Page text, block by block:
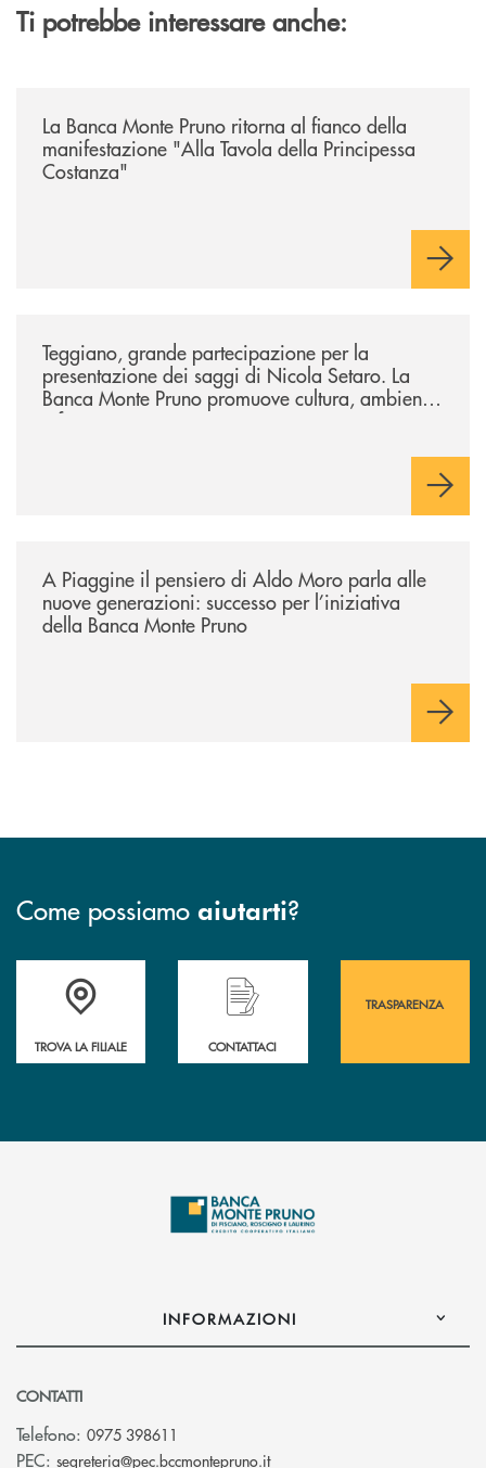
Ti potrebbe interessare anche:
La Banca Monte Pruno ritorna al fianco della
manifestazione "Alla Tavola della Principessa
Costanza"
Teggiano, grande partecipazione per la
presentazione dei saggi di Nicola Setaro. La
Banca Monte Pruno promuove cultura, ambiente
e futuro
A Piaggine il pensiero di Aldo Moro parla alle
nuove generazioni: successo per l’iniziativa
della Banca Monte Pruno
Come possiamo aiutarti?
Accedi all' elenco completo&nbsp; delle&nbsp; filiali&nbsp; di Banca
TROVA LA FILIALE
Hai bisogno di assistenza immediata?
CONTATTACI
TRASPARENZA
INFORMAZIONI
CONTATTI
Telefono: 0975 398611
PEC: segreteria@pec.bccmontepruno.it(si apre l’app di posta